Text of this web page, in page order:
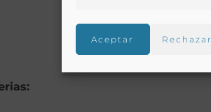
Aceptar Rechazar